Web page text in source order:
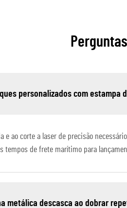
personalizados com estampa
e ao corte a laser de precisão
tempos de frete marítimo para
metálica descasca ao dobrar